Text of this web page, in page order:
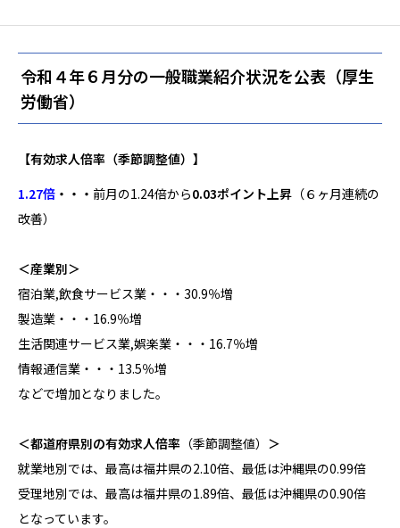
令和４年６月分の一般職業紹介状況を公表（厚生
労働省）
【有効求人倍率 （季節調整値） 】
1.27倍 ・・・ 前月の1.24倍から0.03ポイント上昇 （６ヶ月連続の
改善）
＜産業別＞
宿泊業,飲食サービス業・・・30.9％増
製造業・・・16.9％増
生活関連サービス業,娯楽業・・・16.7％増
情報通信業・・・13.5％増
などで増加となりました。
＜都道府県別の有効求人倍率 （季節調整値） ＞
就業地別では、最高は福井県の2.10倍、最低は沖縄県の0.99倍
受理地別では、最高は福井県の1.89倍、最低は沖縄県の0.90倍
となっています。